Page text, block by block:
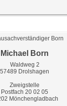
Michael Born
Waldweg 2
57489 Drolshagen
Zweigstelle
Postfach 20 02 05
Mönchengladbach